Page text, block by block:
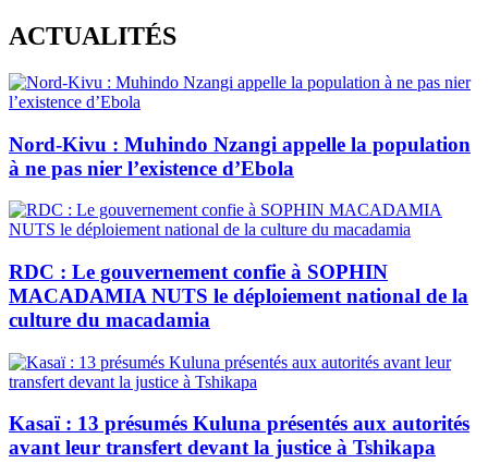
Skip
to
content
ACTUALITÉS
Nord-Kivu : Muhindo Nzangi appelle la population
à ne pas nier l’existence d’Ebola
RDC : Le gouvernement confie à SOPHIN
MACADAMIA NUTS le déploiement national de la
culture du macadamia
Kasaï : 13 présumés Kuluna présentés aux autorités
avant leur transfert devant la justice à Tshikapa